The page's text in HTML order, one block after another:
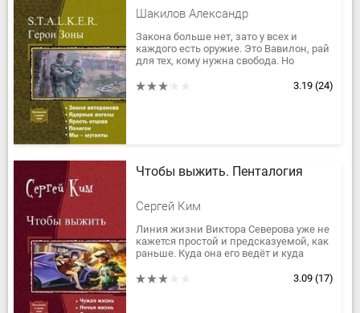
Шакилов Александр
Закона больше нет, зато у всех и
каждого есть оружие. Это Вавилон, рай
для тех, кому нужна свобода. Но
Президент страны, торговец...
3.19 (24)
Чтобы выжить. Пенталогия
Сергей Ким
Линия жизни Виктора Северова уже не
кажется простой и предсказуемой, как
раньше. Куда она его ведёт и куда
новому витку противостояния с...3.09 (17)